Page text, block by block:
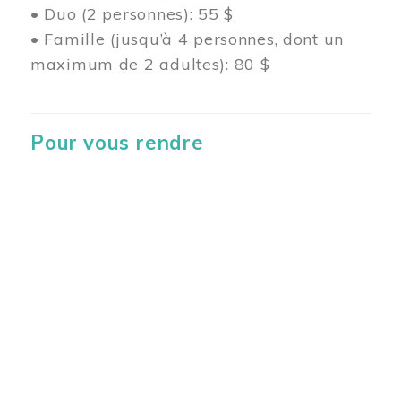
• Duo (2 personnes): 55 $
• Famille (jusqu’à 4 personnes, dont un
maximum de 2 adultes): 80 $
Pour vous rendre